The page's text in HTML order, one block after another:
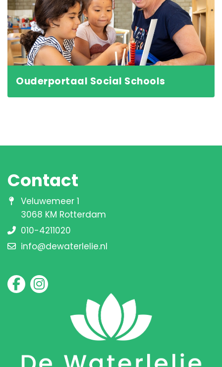
Ouderportaal Social Schools
Contact
Veluwemeer 1
3068 KM Rotterdam
010-4211020
info@dewaterlelie.nl